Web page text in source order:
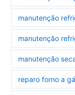
manutenção
manutenção
manutenção
reparo forno a